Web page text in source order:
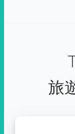
旅